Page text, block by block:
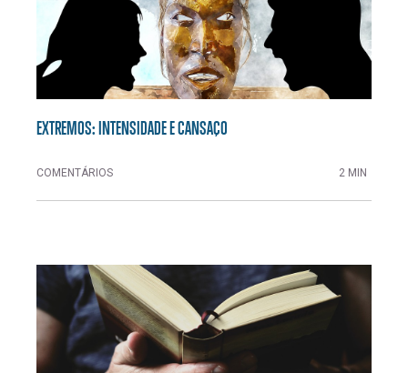
EXTREMOS: INTENSIDADE E CANSAÇO
COMENTÁRIOS 2 MIN